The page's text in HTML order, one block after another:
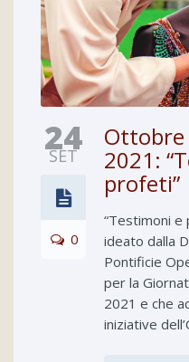
24
SET
0
Ottobre
2021:
profeti”
“Testimoni e
ideato dalla
Pontificie
per la
2021 e che
iniziative